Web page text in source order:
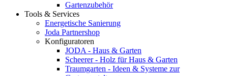
Gartenzubehör
Tools & Services
Energetische Sanierung
Joda Partnershop
Konfiguratoren
JODA - Haus & Garten
Scheerer - Holz für Haus & Garten
Traumgarten - Ideen & Systeme zur